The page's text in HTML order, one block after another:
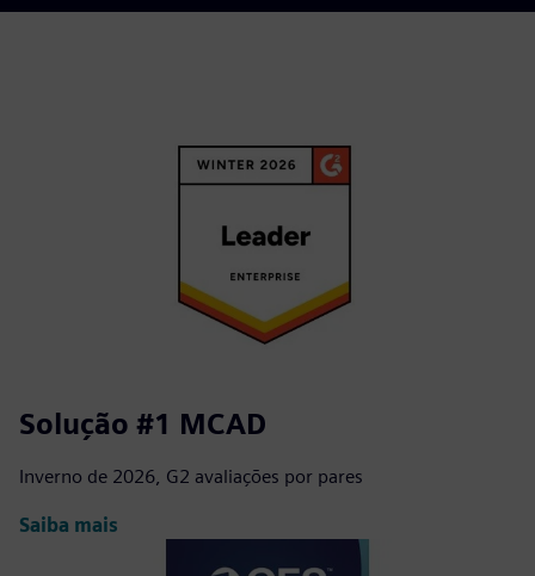
Solução #1 MCAD
Inverno de 2026, G2 avaliações por pares
Saiba mais